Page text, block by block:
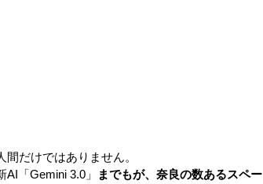
だけではありません。
「Gemini 3.0」
までもが、奈良の数あるスペー